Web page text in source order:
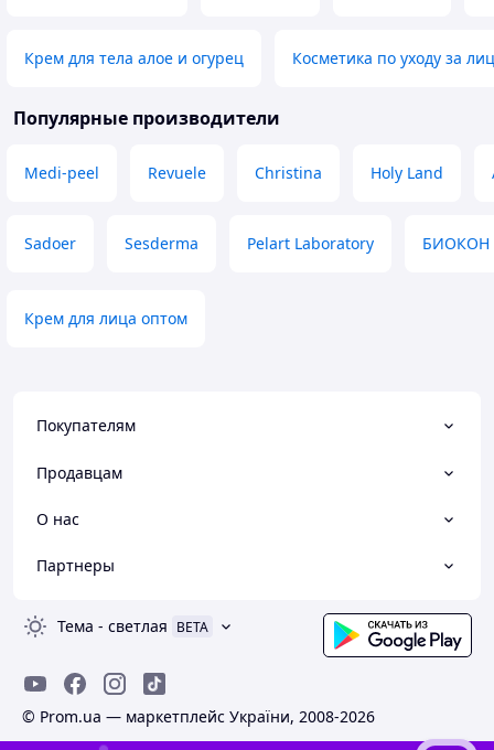
Крем для тела алое и огурец Косметика по уходу за
Популярные производители
Medi-peel Revuele Christina Holy Land
Sadoer Sesderma Pelart Laboratory БИОКОН
Крем для лица оптом
Покупателям
Продавцам
О нас
Партнеры
Тема - светлая BETA
© Prom.ua — маркетплейс України, 2008-2026